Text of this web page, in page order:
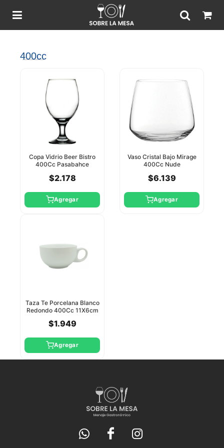
400cc
Copa Vidrio Beer Bistro
400Cc Pasabahce
$2.178
Agregar
Vaso Cristal Bajo Mirage
400Cc Nude
$6.139
Agregar
Taza Te Porcelana Blanco
Redondo 400Cc 11X6cm
$1.949
Agregar